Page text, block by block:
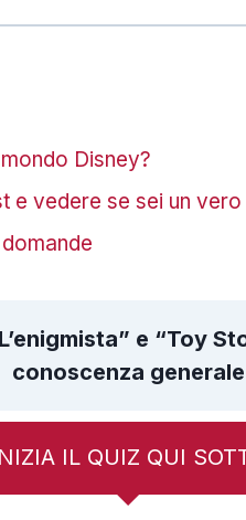
Disney?
e vedere se sei un
e “Toy
conoscenza generale
IL QUIZ QUI